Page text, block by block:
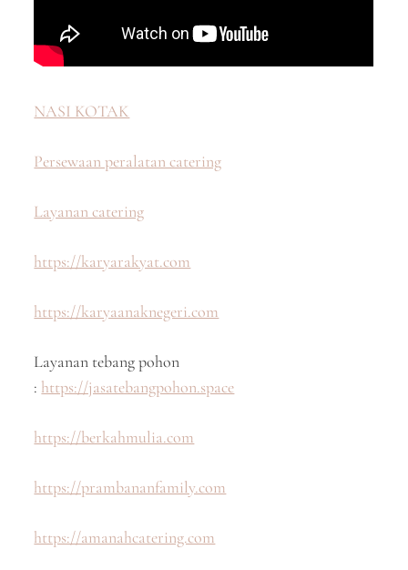
NASI KOTAK
Persewaan peralatan catering
Layanan catering
https://karyarakyat.com
https://karyaanaknegeri.com
Layanan tebang pohon
: https://jasatebangpohon.space
https://berkahmulia.com
https://prambananfamily.com
https://amanahcatering.com